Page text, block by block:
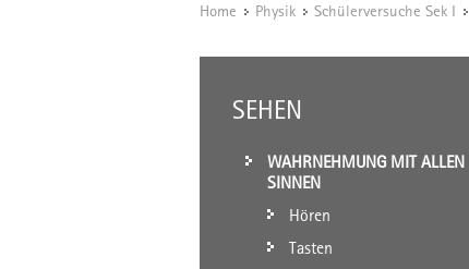
Home / Physik / Schülerversuche Sek I /
SEHEN
WAHRNEHMUNG MIT ALLEN
SINNEN
Hören
Tasten